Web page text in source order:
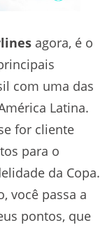
agora, é o
com uma das
Latina.
for cliente
para o
da Copa.
você passa a
pontos, que